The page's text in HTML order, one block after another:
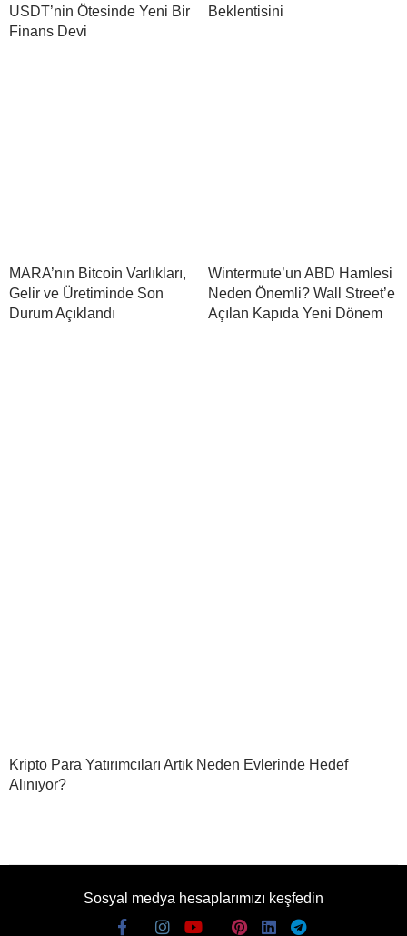
USDT’nin Ötesinde Yeni Bir
Finans Devi
Beklentisini
MARA’nın Bitcoin Varlıkları,
Gelir ve Üretiminde Son
Durum Açıklandı
Wintermute’un ABD Hamlesi
Neden Önemli? Wall Street’e
Açılan Kapıda Yeni Dönem
Kripto Para Yatırımcıları Artık Neden Evlerinde Hedef
Alınıyor?
Sosyal medya hesaplarımızı keşfedin